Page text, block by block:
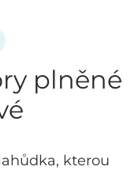
plněné
kterou